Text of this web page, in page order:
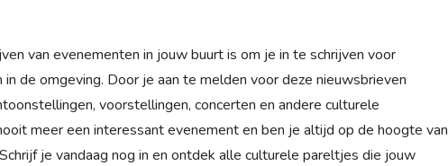
van evenementen in jouw buurt is om je in te schrijven voor
de omgeving. Door je aan te melden voor deze nieuwsbrieven
voorstellingen, concerten en andere culturele
meer een interessant evenement en ben je altijd op de hoogte van
je vandaag nog in en ontdek alle culturele pareltjes die jouw